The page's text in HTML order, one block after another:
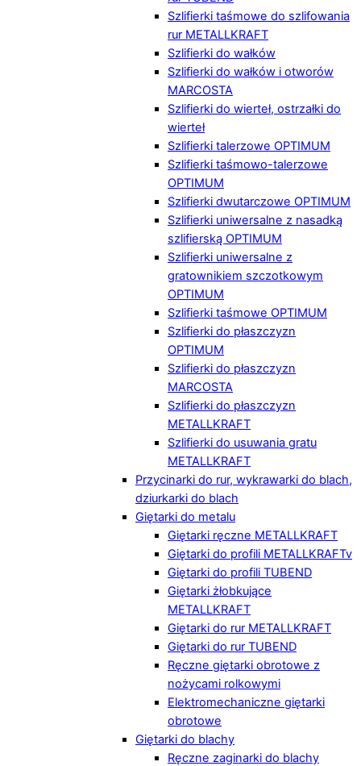
Szlifierki taśmowe do szlifowania
rur METALLKRAFT
Szlifierki do wałków
Szlifierki do wałków i otworów
MARCOSTA
Szlifierki do wierteł, ostrzałki do
wierteł
Szlifierki talerzowe OPTIMUM
Szlifierki taśmowo-talerzowe
OPTIMUM
Szlifierki dwutarczowe OPTIMUM
Szlifierki uniwersalne z nasadką
szlifierską OPTIMUM
Szlifierki uniwersalne z
gratownikiem szczotkowym
OPTIMUM
Szlifierki taśmowe OPTIMUM
Szlifierki do płaszczyzn
OPTIMUM
Szlifierki do płaszczyzn
MARCOSTA
Szlifierki do płaszczyzn
METALLKRAFT
Szlifierki do usuwania gratu
METALLKRAFT
Przycinarki do rur, wykrawarki do blach,
dziurkarki do blach
Giętarki do metalu
Giętarki ręczne METALLKRAFT
Giętarki do profili METALLKRAFTv
Giętarki do profili TUBEND
Giętarki żłobkujące
METALLKRAFT
Giętarki do rur METALLKRAFT
Giętarki do rur TUBEND
Ręczne giętarki obrotowe z
nożycami rolkowymi
Elektromechaniczne giętarki
obrotowe
Giętarki do blachy
Ręczne zaginarki do blachy